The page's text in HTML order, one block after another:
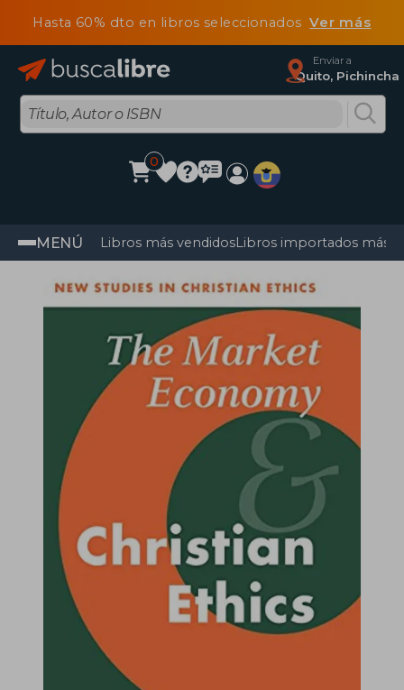
Hasta 60% dto en libros seleccionadosVer más
Enviar a
Quito, Pichincha
0
MENÚ Libros más vendidosLibros importados más